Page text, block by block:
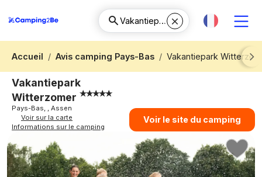
Accueil Avis camping Pays-Bas
Vakantiepark
Next
Vakantiepark
Witterzomer
Pays-Bas, , Assen
Voir sur la carte
Informations sur le camping
Voir le site du camping